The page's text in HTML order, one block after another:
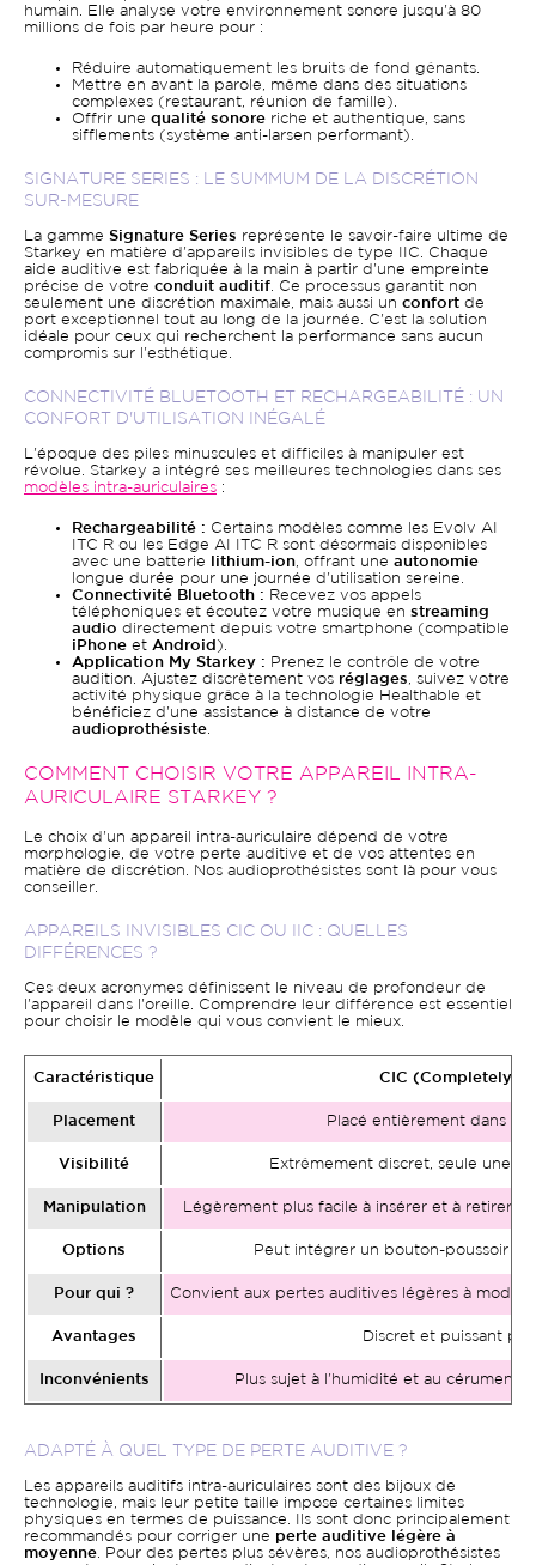
humain. Elle analyse votre environnement sonore jusqu'à 80
millions de fois par heure pour :
Réduire automatiquement les bruits de fond gênants.
Mettre en avant la parole, même dans des situations
complexes (restaurant, réunion de famille).
Offrir une qualité sonore riche et authentique, sans
sifflements (système anti-larsen performant).
SIGNATURE SERIES : LE SUMMUM DE LA DISCRÉTION
SUR-MESURE
La gamme Signature Series représente le savoir-faire ultime de
Starkey en matière d'appareils invisibles de type IIC. Chaque
aide auditive est fabriquée à la main à partir d'une empreinte
précise de votre conduit auditif . Ce processus garantit non
seulement une discrétion maximale, mais aussi un confort de
port exceptionnel tout au long de la journée. C'est la solution
idéale pour ceux qui recherchent la performance sans aucun
compromis sur l'esthétique.
CONNECTIVITÉ BLUETOOTH ET RECHARGEABILITÉ : UN
CONFORT D'UTILISATION INÉGALÉ
L'époque des piles minuscules et difficiles à manipuler est
révolue. Starkey a intégré ses meilleures technologies dans ses
modèles intra-auriculaires :
Rechargeabilité : Certains modèles comme les Evolv AI
ITC R ou les Edge AI ITC R sont désormais disponibles
avec une batterie
lithium-ion , offrant une autonomie
longue durée pour une journée d'utilisation sereine.
Connectivité Bluetooth : Recevez vos appels
téléphoniques et écoutez votre musique en streaming
audio directement depuis votre smartphone (compatible
iPhone et Android ).
Application My Starkey : Prenez le contrôle de votre
audition. Ajustez discrètement vos réglages , suivez votre
activité physique grâce à la technologie Healthable et
bénéficiez d'une assistance à distance de votre
audioprothésiste
COMMENT CHOISIR VOTRE APPAREIL INTRA-
AURICULAIRE STARKEY ?
Le choix d'un appareil intra-auriculaire dépend de votre
morphologie, de votre perte auditive et de vos attentes en
matière de discrétion. Nos audioprothésistes sont là pour vous
conseiller.
APPAREILS INVISIBLES CIC OU IIC : QUELLES
DIFFÉRENCES ?
Ces deux acronymes définissent le niveau de profondeur de
l'appareil dans l'oreille. Comprendre leur différence est essentiel
pour choisir le modèle qui vous convient le mieux.
Caractéristique CIC (Completely-
Placement Placé entièrement dans le
Visibilité Extrêmement discret, seule une
Manipulation Légèrement plus facile à insérer et à retirer,
Options Peut intégrer un bouton-poussoir
Pour qui ? Convient aux pertes auditives légères à
Avantages Discret et puissant
Inconvénients Plus sujet à l'humidité et au cérumen
ADAPTÉ À QUEL TYPE DE PERTE AUDITIVE ?
Les appareils auditifs intra-auriculaires sont des bijoux de
technologie, mais leur petite taille impose certaines limites
physiques en termes de puissance. Ils sont donc principalement
recommandés pour corriger une perte auditive légère à
moyenne . Pour des pertes plus sévères, nos audioprothésistes